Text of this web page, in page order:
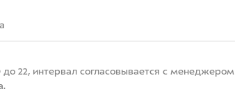
22, интервал согласовывается с менеджером